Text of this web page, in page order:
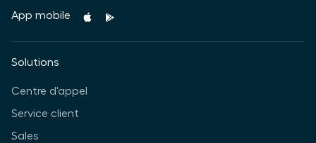
App mobile
Solutions
Centre d'appel
Service client
Sales